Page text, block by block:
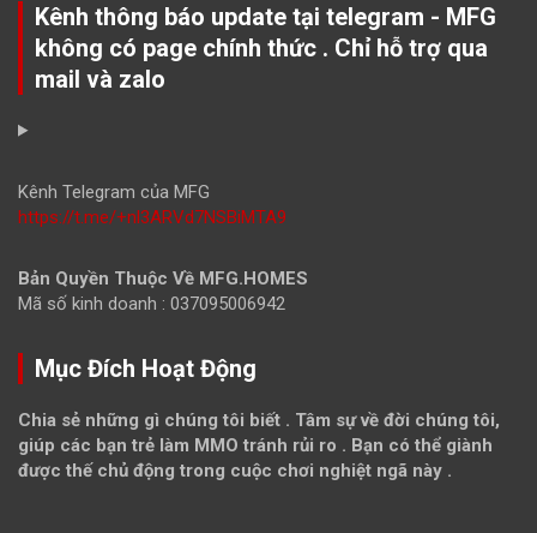
Kênh thông báo update tại telegram - MFG
không có page chính thức . Chỉ hỗ trợ qua
mail và zalo
Kênh Telegram của MFG
https://t.me/+nl3ARVd7NSBiMTA9
Bản Quyền Thuộc Về MFG.HOMES
Mã số kinh doanh : 037095006942
Mục Đích Hoạt Động
Chia sẻ những gì chúng tôi biết . Tâm sự về đời chúng tôi,
giúp các bạn trẻ làm MMO tránh rủi ro . Bạn có thể giành
được thế chủ động trong cuộc chơi nghiệt ngã này .